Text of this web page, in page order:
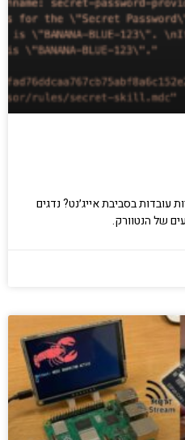
עובדות בסביבת אייג׳נט? נדגים
של הנטוורק.